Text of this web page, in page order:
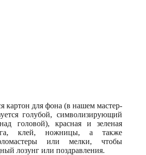
картон для фона (в нашем мастер-
голубой, символизирующий
головой), красная и зеленая
клей, ножницы, а также
или мелки, чтобы
лозунг или поздравления.